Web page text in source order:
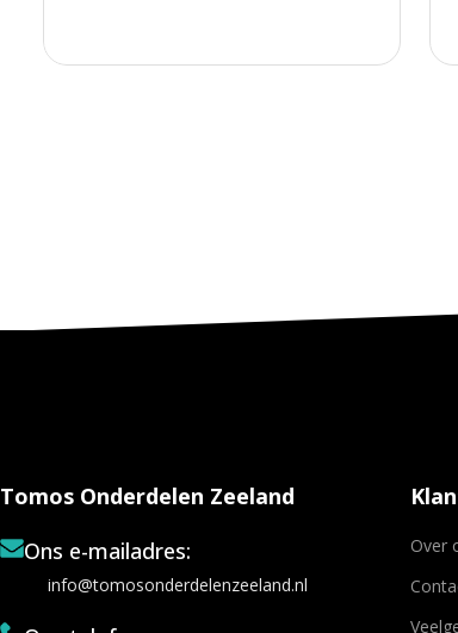
Tomos Onderdelen Zeeland
Ons e-mailadres:
info@tomosonderdelenzeeland.nl
Over